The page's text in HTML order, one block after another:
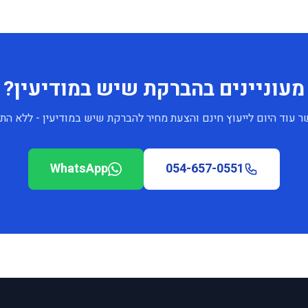
מעוניינים בהברקת שיש במודיעין?
עוד היום לייעוץ חינם והצעת מחיר להברקת שיש במודיעין - ללא
054-657-0551
WhatsApp